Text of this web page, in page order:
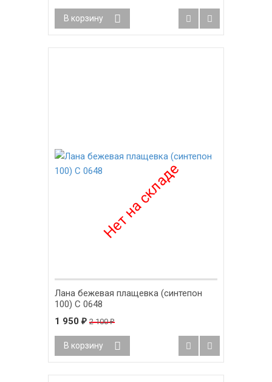
В корзину
Лана бежевая плащевка (синтепон
100) С 0648
1 950 ₽ 2 100₽
В корзину